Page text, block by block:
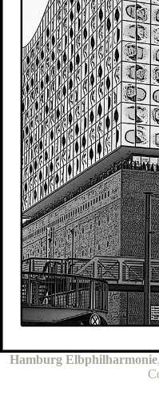
Hamburg Elbphilharmonie